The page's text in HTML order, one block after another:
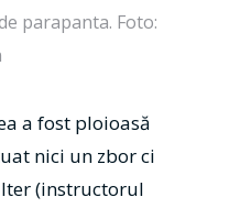
parapanta. Foto:
a fost ploioasă
nici un zbor ci
(instructorul